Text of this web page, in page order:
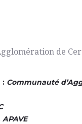
de
: Communauté
APAVE